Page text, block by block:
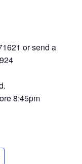
or send a
8:45pm